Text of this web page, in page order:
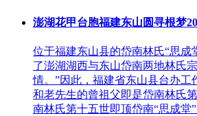
澎湖花甲台胞福建东山圆寻根梦
位于福建东山县的岱南林氏“思成
了澎湖湖西与东山岱南两地林氏
情。”因此，福建省东山县台办工
和老先生的曾祖父即是岱南林氏
南林氏第十五世即顶岱南“思成堂